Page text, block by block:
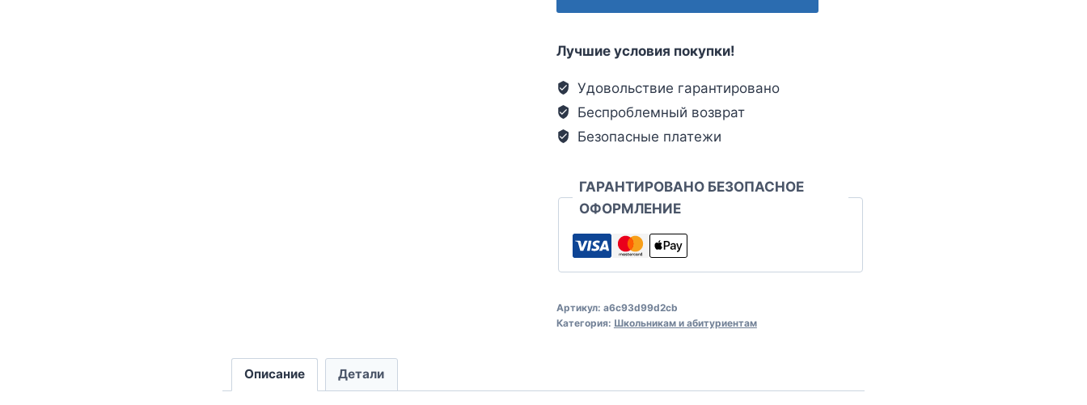
Лучшие условия покупки!
Удовольствие гарантировано
Беспроблемный возврат
Безопасные платежи
ГАРАНТИРОВАНО БЕЗОПАСНОЕ
ОФОРМЛЕНИЕ
Артикул: a6c93d99d2cb
Категория: Школьникам и абитуриентам
Описание Детали